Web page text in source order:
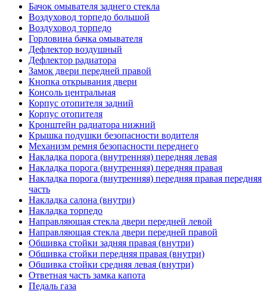
Бачок омывателя заднего стекла
Воздуховод торпедо большой
Воздуховод торпедо
Горловина бачка омывателя
Дефлектор воздушный
Дефлектор радиатора
Замок двери передней правой
Кнопка открывания двери
Консоль центральная
Корпус отопителя задний
Корпус отопителя
Кронштейн радиатора нижний
Крышка подушки безопасности водителя
Механизм ремня безопасности переднего
Накладка порога (внутренняя) передняя левая
Накладка порога (внутренняя) передняя правая
Накладка порога (внутренняя) передняя правая передняя
часть
Накладка салона (внутри)
Накладка торпедо
Направляющая стекла двери передней левой
Направляющая стекла двери передней правой
Обшивка стойки задняя правая (внутри)
Обшивка стойки передняя правая (внутри)
Обшивка стойки средняя левая (внутри)
Ответная часть замка капота
Педаль газа